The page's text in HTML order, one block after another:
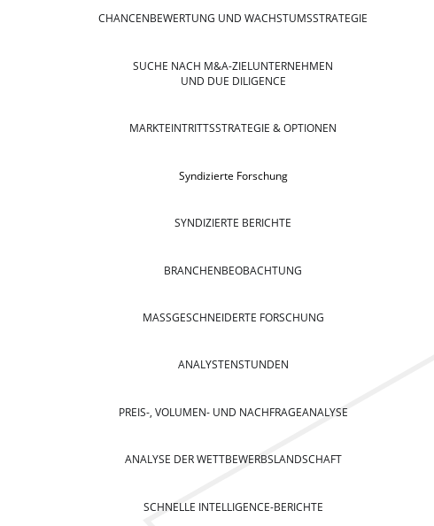
CHANCENBEWERTUNG UND WACHSTUMSSTRATEGIE
SUCHE NACH M&A-ZIELUNTERNEHMEN
UND DUE DILIGENCE
MARKTEINTRITTSSTRATEGIE & OPTIONEN
Syndizierte Forschung
SYNDIZIERTE BERICHTE
BRANCHENBEOBACHTUNG
MASSGESCHNEIDERTE FORSCHUNG
ANALYSTENSTUNDEN
PREIS-, VOLUMEN- UND NACHFRAGEANALYSE
ANALYSE DER WETTBEWERBSLANDSCHAFT
SCHNELLE INTELLIGENCE-BERICHTE